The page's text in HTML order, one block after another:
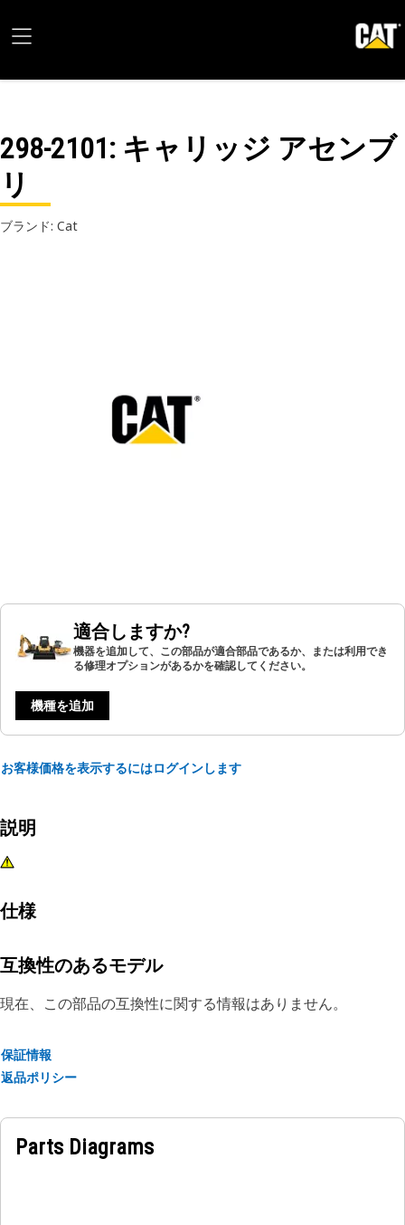
298-2101: キャリッジ アセンブ
リ
ブランド: Cat
適合しますか?
機器を追加して、この部品が適合部品であるか、または利用でき
る修理オプションがあるかを確認してください。
機種を追加
お客様価格を表示するにはログインします
説明
仕様
互換性のあるモデル
現在、この部品の互換性に関する情報はありません。
保証情報
返品ポリシー
Parts Diagrams